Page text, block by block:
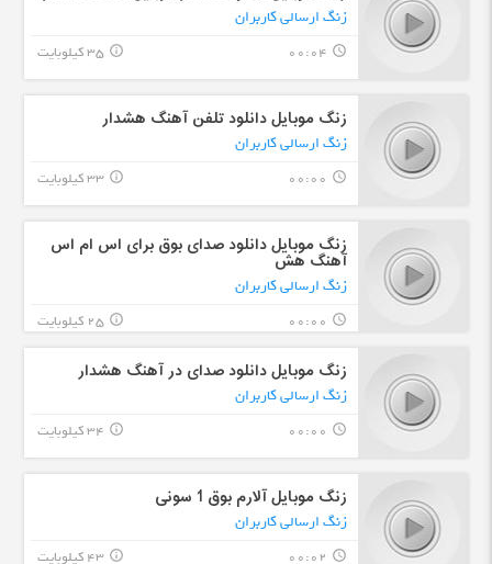
زنگ ارسالی کاربران
query_builder
00:04 35 کیلوبایت info_outline
زنگ موبایل دانلود تلفن آهنگ هشدار
زنگ ارسالی کاربران
query_builder
00:00 33 کیلوبایت info_outline
زنگ موبایل دانلود صدای بوق برای اس ام اس
آهنگ هش
زنگ ارسالی کاربران
query_builder
00:00 25 کیلوبایت info_outline
زنگ موبایل دانلود صدای در آهنگ هشدار
زنگ ارسالی کاربران
query_builder
00:00 34 کیلوبایت info_outline
زنگ موبایل آلارم بوق 1 سونی
زنگ ارسالی کاربران
query_builder
00:02 43 کیلوبایت info_outline